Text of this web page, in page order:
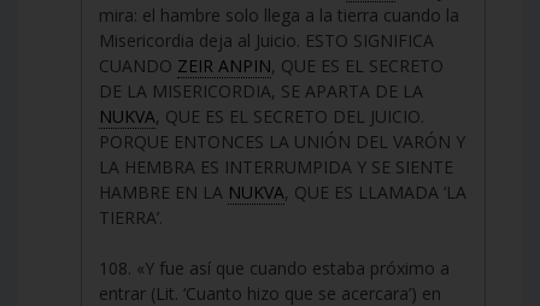
mira: el hambre solo llega a la tierra cuando la
Misericordia deja al Juicio. ESTO SIGNIFICA
CUANDO ZEIR ANPIN, QUE ES EL SECRETO
DE LA MISERICORDIA, SE APARTA DE LA
NUKVA, QUE ES EL SECRETO DEL JUICIO.
PORQUE ENTONCES LA UNIÓN DEL VARÓN Y
LA HEMBRA ES INTERRUMPIDA Y SE SIENTE
HAMBRE EN LA NUKVA, QUE ES LLAMADA ‘LA
TIERRA’.
108. «Y fue así que cuando estaba próximo a
entrar (Lit. ‘Cuanto hizo que se acercara’) en